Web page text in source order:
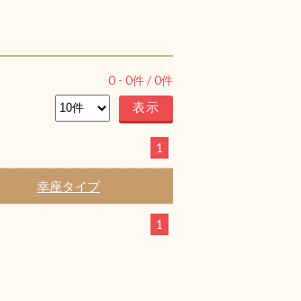
0 - 0件 /0件
1
幸座タイプ
1